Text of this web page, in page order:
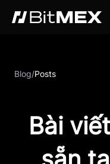
Blog/Posts
Bài